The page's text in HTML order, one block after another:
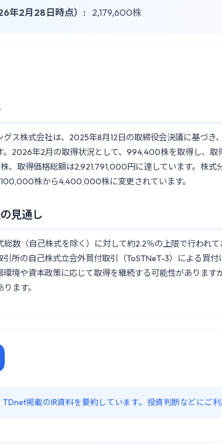
年2月28日時点）:
2,179,600株
グス株式会社は、2025年8月12日の取締役会決議に基づき
。2026年2月の取得状況として、994,400株を取得し、取
、取得価格総額は2,921,791,000円に達しています。株式
株から4,400,000株に変更されています。
見通し
総数（自己株式を除く）に対して約2.2％の上限で行われ
引所の自己株式立会外買付取引（ToSTNeT-3）による買
環境や資本政策に応じて取得を継続する可能性がありま
ます。
掲載のIR資料を要約しています。投資判断などにご